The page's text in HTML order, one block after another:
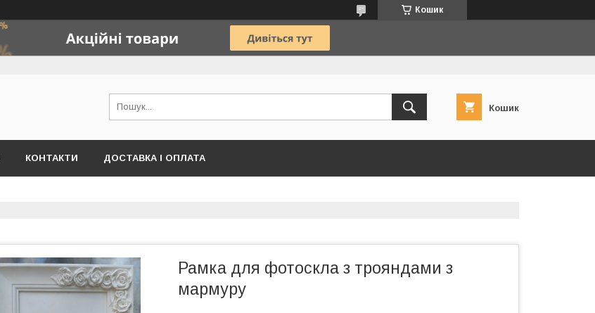
Кошик
Кошик
КОНТАКТИ ДОСТАВКА І ОПЛАТА
Рамка для фотоскла з трояндами з
мармуру